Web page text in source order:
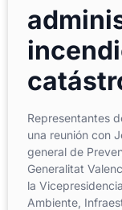
Representantes
una reunión con
general de
Generalitat
la
Ambiente,